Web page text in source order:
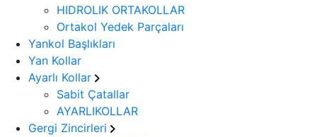
HIDROLIK ORTAKOLLAR
Ortakol Yedek Parçaları
Yankol Başlıkları
Yan Kollar
Ayarlı Kollar
Sabit Çatallar
AYARLIKOLLAR
Gergi Zincirleri